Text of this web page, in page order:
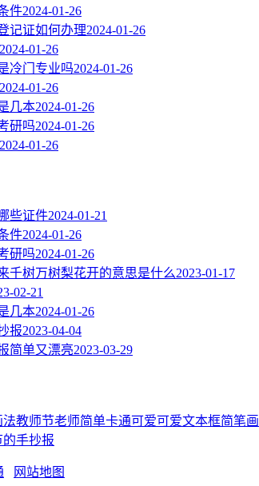
件2024-01-26
记证如何办理2024-01-26
2024-01-26
冷门专业吗2024-01-26
2024-01-26
几本2024-01-26
研吗2024-01-26
2024-01-26
些证件2024-01-21
件2024-01-26
研吗2024-01-26
千树万树梨花开的意思是什么2023-01-17
02-21
几本2024-01-26
报2023-04-04
简单又漂亮2023-03-29
法教师节老师简单卡通可爱可爱文本框简笔画
的手抄报
网站地图